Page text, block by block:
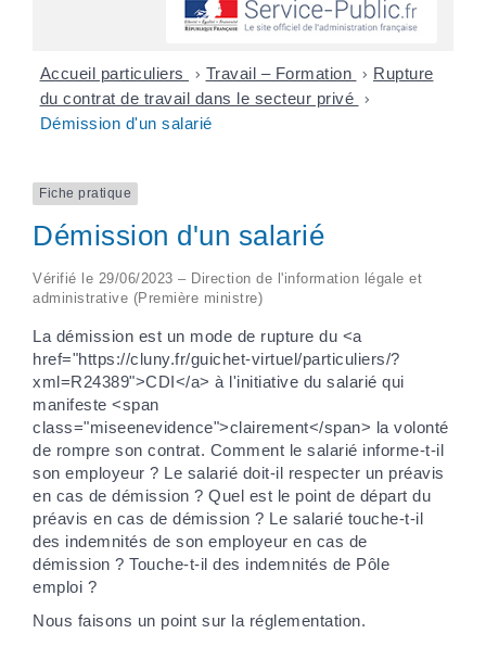
Accueil particuliers > Travail – Formation > Rupture
du contrat de travail dans le secteur privé >
Démission d'un salarié
Fiche pratique
Démission d'un salarié
Vérifié le 29/06/2023 – Direction de l'information légale et
administrative (Première ministre)
La démission est un mode de rupture du <a
href="https://cluny.fr/guichet-virtuel/particuliers/?
xml=R24389">CDI</a> à l'initiative du salarié qui
manifeste <span
class="miseenevidence">clairement</span> la volonté
de rompre son contrat. Comment le salarié informe-t-il
son employeur ? Le salarié doit-il respecter un préavis
en cas de démission ? Quel est le point de départ du
préavis en cas de démission ? Le salarié touche-t-il
des indemnités de son employeur en cas de
démission ? Touche-t-il des indemnités de Pôle
emploi ?
Nous faisons un point sur la réglementation.